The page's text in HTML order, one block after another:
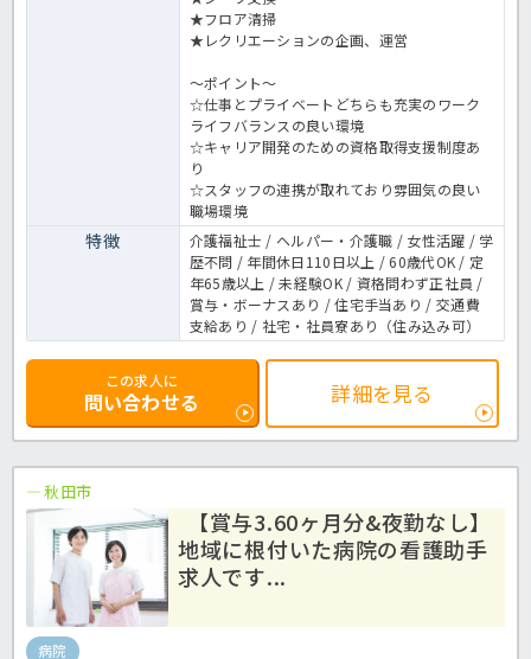
★フロア清掃
★レクリエーションの企画、運営
～ポイント～
☆仕事とプライベートどちらも充実のワーク
ライフバランスの良い環境
☆キャリア開発のための資格取得支援制度あ
り
☆スタッフの連携が取れており雰囲気の良い
職場環境
特徴
介護福祉士 / ヘルパー・介護職 / 女性活躍 / 学
歴不問 / 年間休日110日以上 / 60歳代OK / 定
年65歳以上 / 未経験OK / 資格問わず正社員 /
賞与・ボーナスあり / 住宅手当あり / 交通費
支給あり / 社宅・社員寮あり（住み込み可）
この求人に
問い合わせる 詳細を見る
秋田市
【賞与3.60ヶ月分&夜勤なし】
地域に根付いた病院の看護助手
求人です...
病院